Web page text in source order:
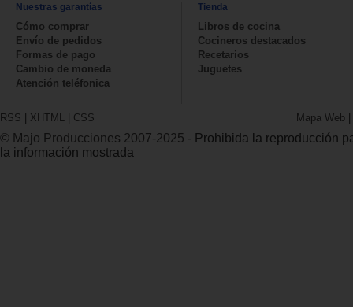
Nuestras garantías
Cómo comprar
Envío de pedidos
Formas de pago
Cambio de moneda
Atención teléfonica
Tienda
Libros de cocina
Cocineros destacados
Recetarios
Juguetes
RSS | XHTML | CSS Mapa Web |
© Majo Producciones 2007-2025 - Prohibida la reproducción
la información mostrada